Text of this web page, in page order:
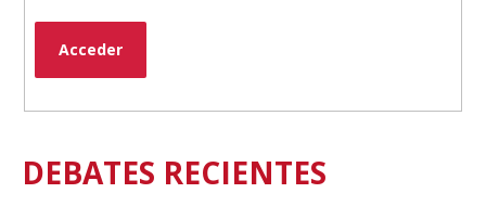
Acceder
DEBATES RECIENTES